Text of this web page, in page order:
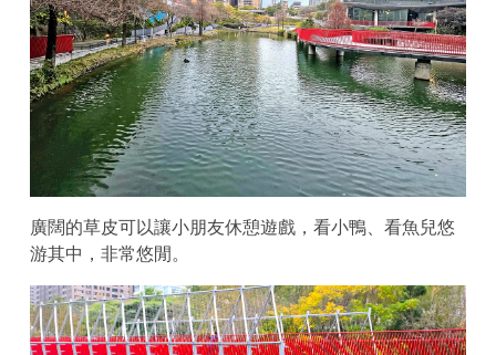
廣闊的草皮可以讓小朋友休憩遊戲，看小鴨、看魚兒悠
游其中，非常悠閒。